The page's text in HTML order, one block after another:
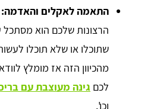
התאמה לאקלים והאדמה:
הרצונות שלכם הוא מסתכל
שתוכלו או שלא תוכלו
מהכיוון הזה אז מומלץ
לכם גינה מעוצבת עם
וכו'.